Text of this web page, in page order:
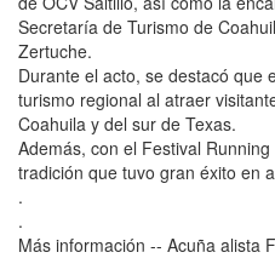
Secretaría de Turismo de
Zertuche.
Durante el acto, se destacó que
turismo regional al atraer
Coahuila y del sur de Texas.
Además, con el Festival
tradición que tuvo gran éxito en
.
.
Más información -- Acuña alista